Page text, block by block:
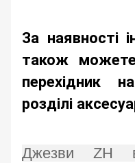
За наявності
також
перехідник
розділі
Джезви ZH